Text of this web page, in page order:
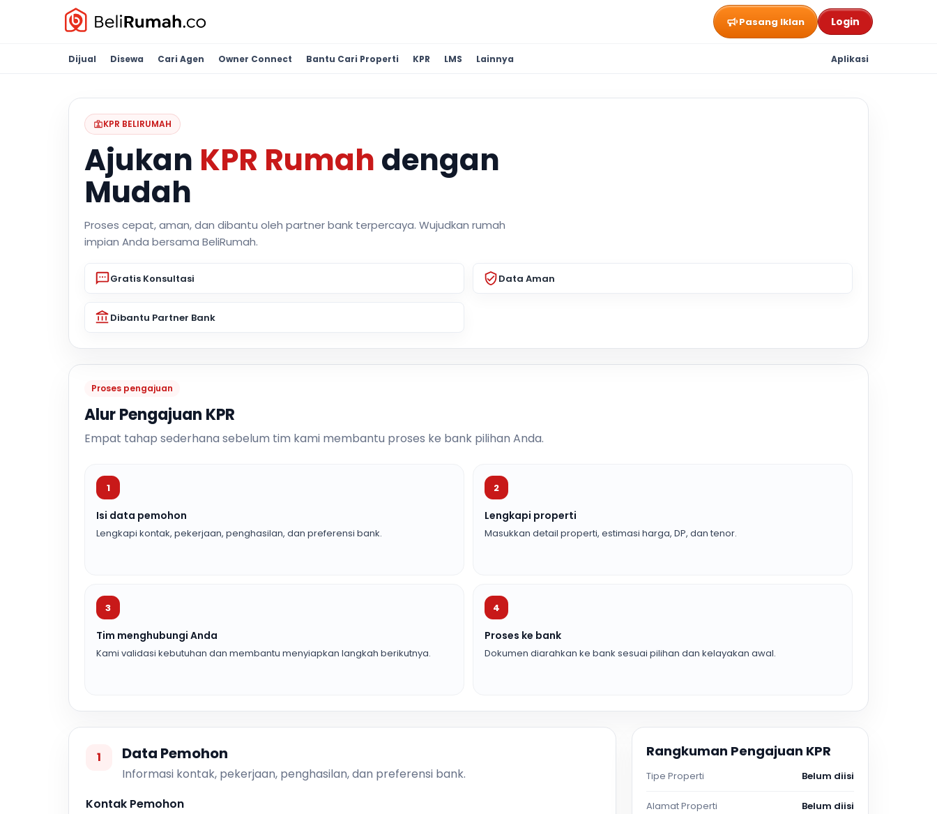
Pasang Iklan Login
Dijual Disewa Cari Agen Owner Connect Bantu Cari Properti KPR LMS Lainnya Aplikasi
KPR BELIRUMAH
Ajukan KPR Rumah dengan
Mudah
Proses cepat, aman, dan dibantu oleh partner bank terpercaya. Wujudkan rumah
impian Anda bersama BeliRumah.
Gratis Konsultasi Data Aman
Dibantu Partner Bank
Proses pengajuan
Alur Pengajuan KPR
Empat tahap sederhana sebelum tim kami membantu proses ke bank pilihan Anda.
1
Isi data pemohon
Lengkapi kontak, pekerjaan, penghasilan, dan preferensi bank.
2
Lengkapi properti
Masukkan detail properti, estimasi harga, DP, dan tenor.
3
Tim menghubungi Anda
Kami validasi kebutuhan dan membantu menyiapkan langkah berikutnya.
4
Proses ke bank
Dokumen diarahkan ke bank sesuai pilihan dan kelayakan awal.
1 Data Pemohon
Informasi kontak, pekerjaan, penghasilan, dan preferensi bank.
Kontak Pemohon
Rangkuman Pengajuan KPR
Tipe Properti Belum diisi
Alamat Properti Belum diisi